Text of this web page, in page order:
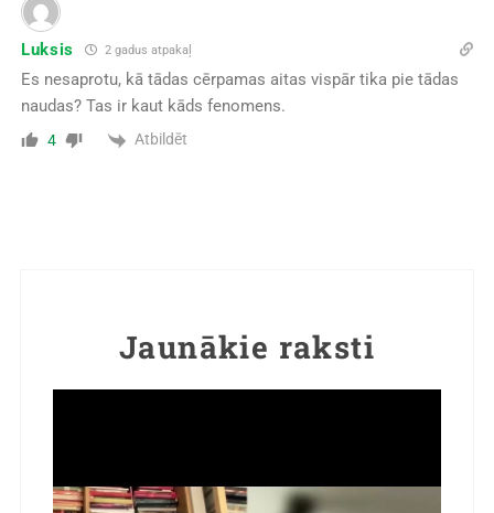
Luksis 2 gadus atpakaļ
Es nesaprotu, kā tādas cērpamas aitas vispār tika pie tādas
naudas? Tas ir kaut kāds fenomens.
4 Atbildēt
Jaunākie raksti